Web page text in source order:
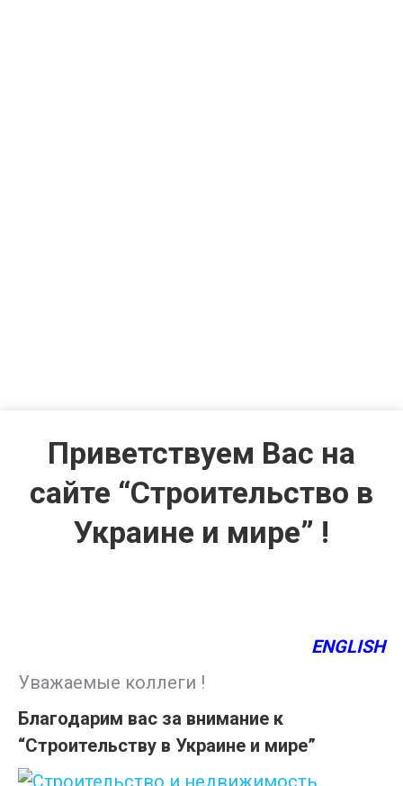
Приветствуем Вас на
сайте “Строительство в
Украине и мире” !
ENGLISH
Уважаемые коллеги !
Благодарим вас за внимание к
“Строительству в Украине и мире”